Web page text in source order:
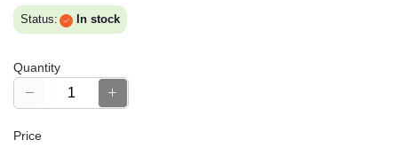
Status: In stock
Quantity
Price